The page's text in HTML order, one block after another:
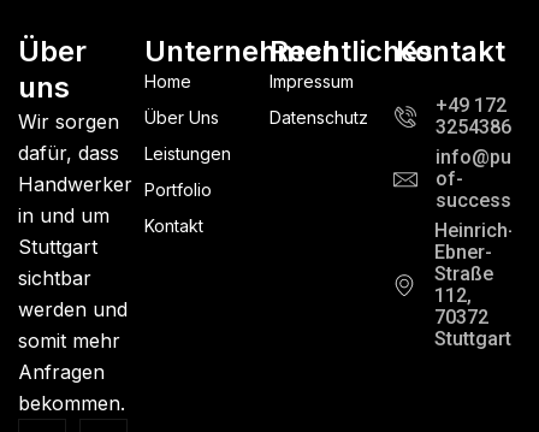
Über
uns
Wir sorgen
dafür, dass
Handwerker
in und um
Stuttgart
sichtbar
werden und
somit mehr
Anfragen
bekommen.
Unternehmen
Home
Über Uns
Leistungen
Portfolio
Kontakt
Rechtliches
Impressum
Datenschutz
Kontakt
+49 172
3254386
of-
Heinrich-
Ebner-
Straße
112,
70372
Stuttgart